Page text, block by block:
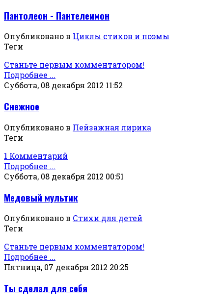
Пантолеон - Пантелеимон
Опубликовано в Циклы стихов и поэмы
Теги
Станьте первым комментатором!
Подробнее ...
Суббота, 08 декабря 2012 11:52
Снежное
Опубликовано в Пейзажная лирика
Теги
1 Комментарий
Подробнее ...
Суббота, 08 декабря 2012 00:51
Медовый мультик
Опубликовано в Стихи для детей
Теги
Станьте первым комментатором!
Подробнее ...
Пятница, 07 декабря 2012 20:25
Ты сделал для себя